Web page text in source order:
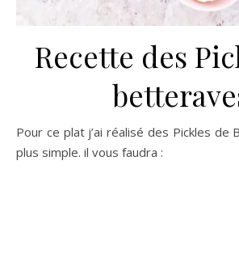
Recette des
Pour ce plat j’ai réalisé des Pickles de
plus simple. il vous faudra :